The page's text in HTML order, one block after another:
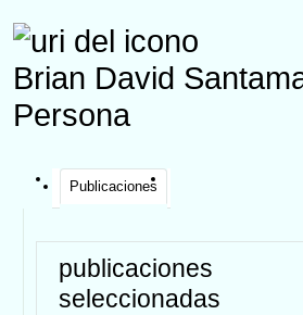
Brian David
Persona
Publicaciones
publicaciones
seleccionadas